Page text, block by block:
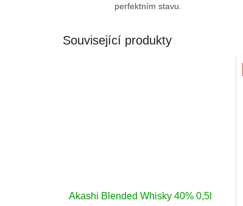
perfektním stavu.
Související produkty
Akashi Blended Whisky 40% 0,5l